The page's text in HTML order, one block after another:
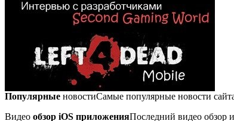
Популярные новостиСамые популярные новости
Видео обзор iOS приложенияПоследний видео обзор